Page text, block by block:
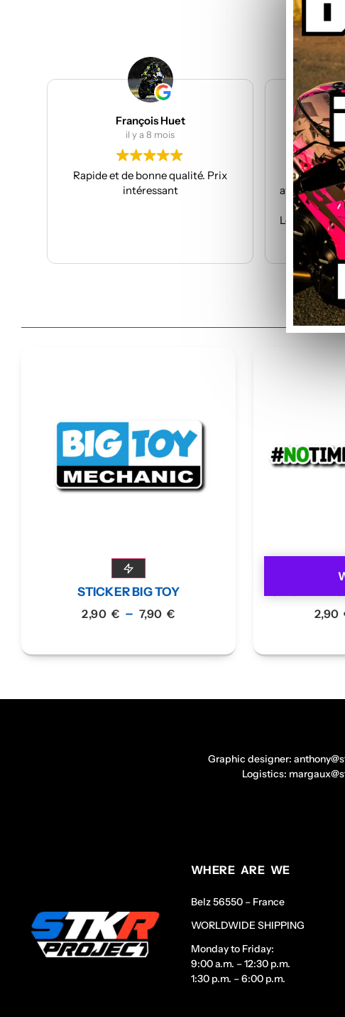
François Huet
Rapide et de bonne qualité. Prix
Julien Bertrand
il y a 9 mois
Je suis à mon
avec eux et toujours
Les kits sont de qualités
avec facilité.
Je recommande
Lire la suite
STICKER BIG TOY
2,90 € – 7,90€
2,90
Graphic designer:
Logistics:
WHERE ARE WE
Belz 56550 – France
WORLDWIDE SHIPPING
Monday to Friday:
9:00 a.m. – 12:30 p.m.
1:30 p.m. – 6:00 p.m.